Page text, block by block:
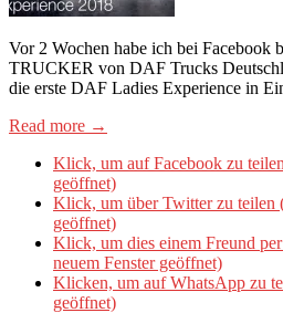
Vor 2 Wochen habe ich bei Facebook
TRUCKER von DAF Trucks
die erste DAF Ladies Experience in
Read more →
Klick, um auf Facebook zu
geöffnet)
Klick, um über Twitter zu teilen
geöffnet)
Klick, um dies einem Freund
neuem Fenster geöffnet)
Klicken, um auf WhatsApp zu
geöffnet)